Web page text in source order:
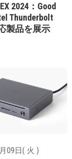
2024：Good
Thunderbolt
製品を展示
09日( 火 )